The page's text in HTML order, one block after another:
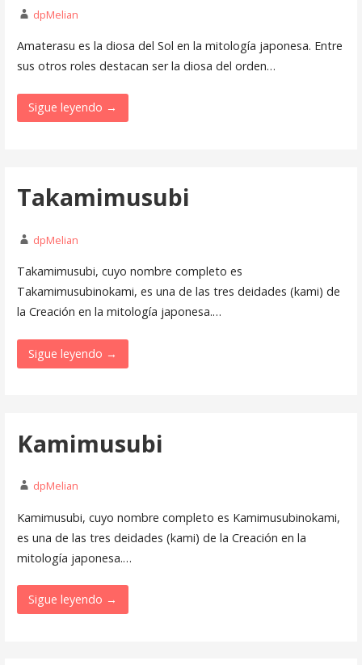
dpMelian
Amaterasu es la diosa del Sol en la mitología japonesa. Entre
sus otros roles destacan ser la diosa del orden…
Sigue leyendo →
Takamimusubi
dpMelian
Takamimusubi, cuyo nombre completo es
Takamimusubinokami, es una de las tres deidades (kami) de
la Creación en la mitología japonesa.…
Sigue leyendo →
Kamimusubi
dpMelian
Kamimusubi, cuyo nombre completo es Kamimusubinokami,
es una de las tres deidades (kami) de la Creación en la
mitología japonesa.…
Sigue leyendo →